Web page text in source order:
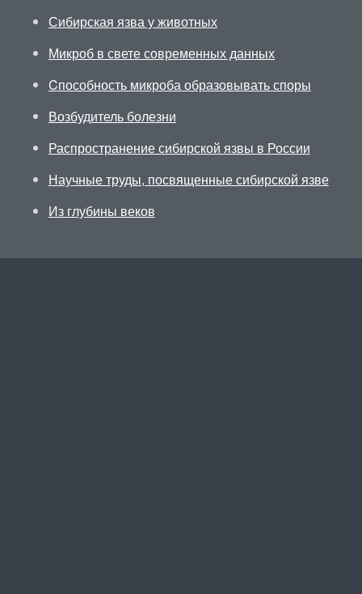
Сибирская язва у животных
Микроб в свете современных данных
Cпособность микроба образовывать споры
Возбудитель болезни
Распространение сибирской язвы в России
Научные труды, посвященные сибирской язве
Из глубины веков